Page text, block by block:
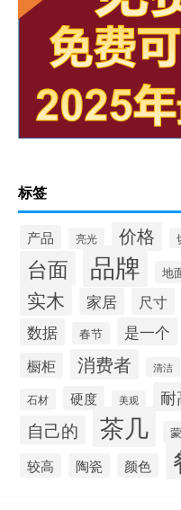
瓷砖岩板连纹处理方法
陶瓷岩板什么时候上市
春节期间虾爬子肥吗
能用岩板镶抽屉吗
岩板瓷砖做地砖好吗
标签
产品 亮光 价格
台面 品牌 地
实木
家居 尺寸
数据 春节 是一个
橱柜 消费者 清洁
石材 硬度 美观 耐
自己的 茶几
较高 陶瓷 颜色